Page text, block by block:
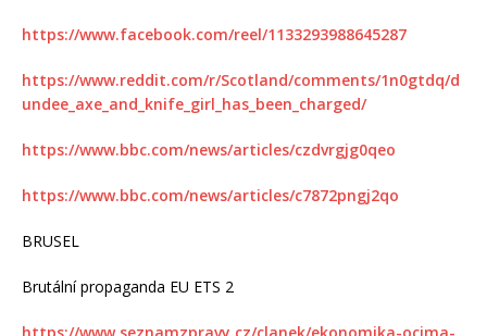
https://www.facebook.com/reel/1133293988645287
https://www.reddit.com/r/Scotland/comments/1n0gtdq/d
undee_axe_and_knife_girl_has_been_charged/
https://www.bbc.com/news/articles/czdvrgjg0qeo
https://www.bbc.com/news/articles/c7872pngj2qo
BRUSEL
Brutální propaganda EU ETS 2
https://www.seznamzpravy.cz/clanek/ekonomika-ocima-